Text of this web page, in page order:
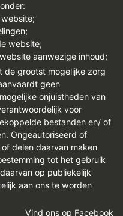
website;
aanwezige inhoud;
de grootst mogelijke zorg
geen
onjuistheden van
voor
bestanden en/ of
Ongeautoriseerd of
delen daarvan maken
tot het gebruik
op publiekelijk
aan ons te worden
Vind ons op Facebook